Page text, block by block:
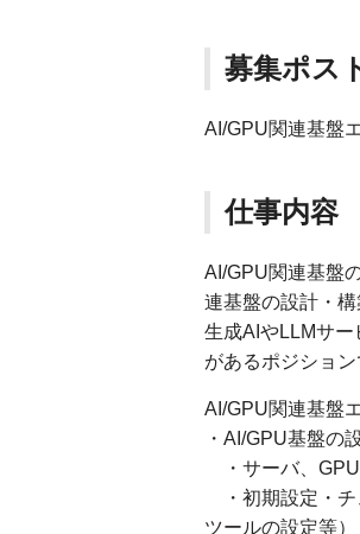
募集ポス
AI/GPU関連基盤
仕事内容
AI/GPU関連基盤
連基盤の設計・構
生成AIやLLMサ
があるポジション
AI/GPU関連基盤
・AI/GPU基盤の
・サーバ、GPU
・初期設定・チ
ツールの設定等）